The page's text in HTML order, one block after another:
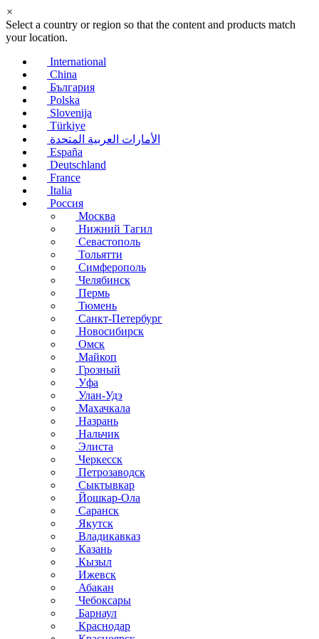
×
Select a country or region so that the content and products match
your location.
International
China
България
Polska
Slovenija
Türkiye
الأمارات العربية المتحدة
España
Deutschland
France
Italia
Россия
Москва
Нижний Тагил
Севастополь
Тольятти
Симферополь
Челябинск
Пермь
Тюмень
Санкт-Петербург
Новосибирск
Омск
Майкоп
Грозный
Уфа
Улан-Удэ
Махачкала
Назрань
Нальчик
Элиста
Черкесск
Петрозаводск
Сыктывкар
Йошкар-Ола
Саранск
Якутск
Владикавказ
Казань
Кызыл
Ижевск
Абакан
Чебоксары
Барнаул
Краснодар